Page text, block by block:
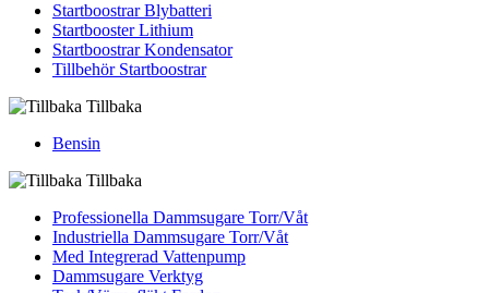
Startboostrar Blybatteri
Startbooster Lithium
Startboostrar Kondensator
Tillbehör Startboostrar
Tillbaka
Bensin
Tillbaka
Professionella Dammsugare Torr/Våt
Industriella Dammsugare Torr/Våt
Med Integrerad Vattenpump
Dammsugare Verktyg